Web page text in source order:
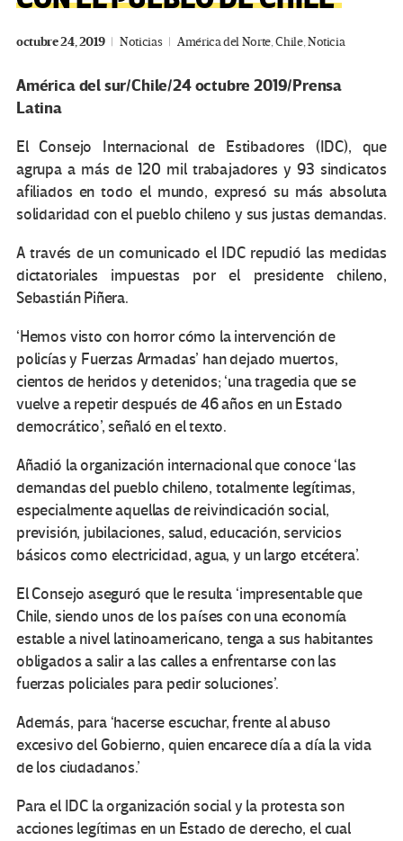
octubre 24, 2019 Noticias América del Norte,Chile,Noticia
América del sur/Chile/24 octubre 2019/Prensa
Latina
El Consejo Internacional de Estibadores (IDC), que
agrupa a más de 120 mil trabajadores y 93 sindicatos
afiliados en todo el mundo, expresó su más absoluta
solidaridad con el pueblo chileno y sus justas demandas.
A través de un comunicado el IDC repudió las medidas
dictatoriales impuestas por el presidente chileno,
Sebastián Piñera.
‘Hemos visto con horror cómo la intervención de
policías y Fuerzas Armadas’ han dejado muertos,
cientos de heridos y detenidos; ‘una tragedia que se
vuelve a repetir después de 46 años en un Estado
democrático’, señaló en el texto.
Añadió la organización internacional que conoce ‘las
demandas del pueblo chileno, totalmente legítimas,
especialmente aquellas de reivindicación social,
previsión, jubilaciones, salud, educación, servicios
básicos como electricidad, agua, y un largo etcétera’.
El Consejo aseguró que le resulta ‘impresentable que
Chile, siendo unos de los países con una economía
estable a nivel latinoamericano, tenga a sus habitantes
obligados a salir a las calles a enfrentarse con las
fuerzas policiales para pedir soluciones’.
Además, para ‘hacerse escuchar, frente al abuso
excesivo del Gobierno, quien encarece día a día la vida
de los ciudadanos.’
Para el IDC la organización social y la protesta son
acciones legítimas en un Estado de derecho, el cual